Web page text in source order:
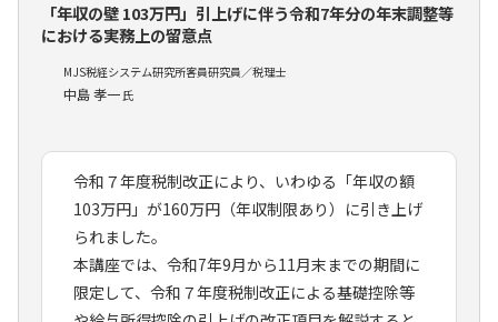
「年収の壁 103万円」引上げに伴う令和7年分の年末調整等
における実務上の留意点
MJS税経システム研究所客員研究員／税理士
中島 孝一 氏
令和７年度税制改正により、いわゆる「年収の額
103万円」が160万円（年収制限あり）に引き上げ
られました。
本講座では、令和7年9月から11月末までの期間に
限定して、令和７年度税制改正による基礎控除等